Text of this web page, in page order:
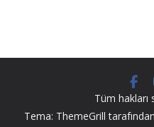
Tüm hakları
Tema: ThemeGrill tarafından